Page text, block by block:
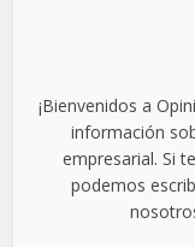
¡Bienvenidos a
información
empresarial. Si
podemos